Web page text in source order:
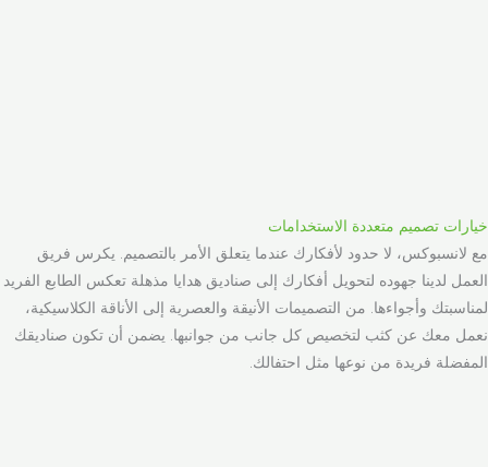
خيارات تصميم متعددة الاستخدامات
مع لانسبوكس، لا حدود لأفكارك عندما يتعلق الأمر بالتصميم. يكرس فريق
العمل لدينا جهوده لتحويل أفكارك إلى صناديق هدايا مذهلة تعكس الطابع الفريد
لمناسبتك وأجواءها. من التصميمات الأنيقة والعصرية إلى الأناقة الكلاسيكية،
نعمل معك عن كثب لتخصيص كل جانب من جوانبها. يضمن أن تكون صناديقك
المفضلة فريدة من نوعها مثل احتفالك.